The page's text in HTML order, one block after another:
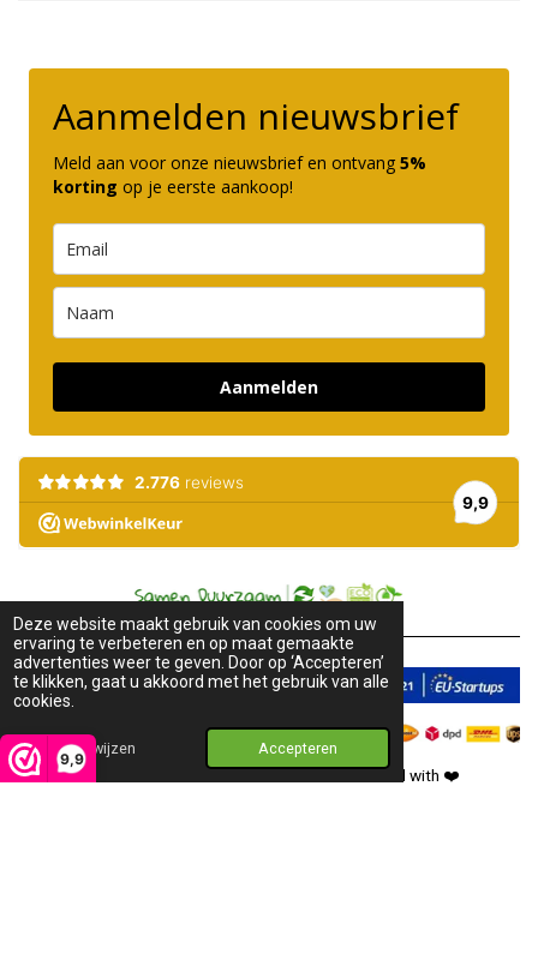
Deze website maakt gebruik van cookies om uw
ervaring te verbeteren en op maat gemaakte
advertenties weer te geven. Door op ‘Accepteren’
te klikken, gaat u akkoord met het gebruik van alle
cookies.
Afwijzen Accepteren
9,9
Aanmelden nieuwsbrief
Meld aan voor onze nieuwsbrief en ontvang 5%
korting op je eerste aankoop!
Aanmelden
2018-2026 © Pure Honey. All rights reserved. Created with ❤️